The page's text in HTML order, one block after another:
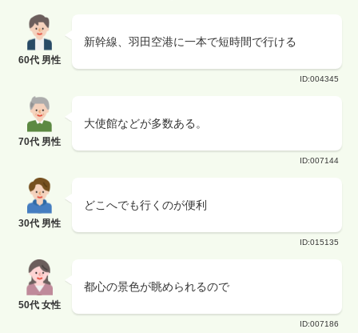
60代 男性
新幹線、羽田空港に一本で短時間で行ける
ID:004345
70代 男性
大使館などが多数ある。
ID:007144
30代 男性
どこへでも行くのが便利
ID:015135
50代 女性
都心の景色が眺められるので
ID:007186